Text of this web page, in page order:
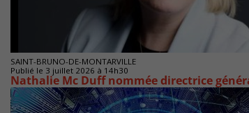
SAINT-BRUNO-DE-MONTARVILLE
Publié le 3 juillet 2026 à 14h30
Nathalie Mc Duff nommée directrice